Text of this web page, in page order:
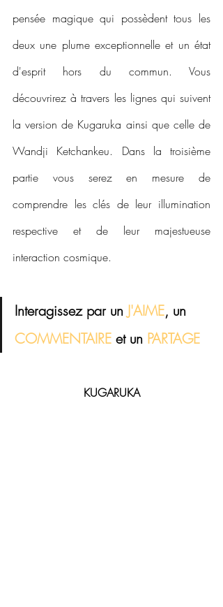
pensée magique qui possèdent tous les
deux une plume exceptionnelle et un état
d'esprit hors du commun. Vous
découvrirez à travers les lignes qui suivent
la version de Kugaruka ainsi que celle de
Wandji Ketchankeu. Dans la troisième
partie vous serez en mesure de
comprendre les clés de leur illumination
respective et de leur majestueuse
interaction cosmique.
Interagissez par un J'AIME, un
COMMENTAIRE et un PARTAGE
KUGARUKA